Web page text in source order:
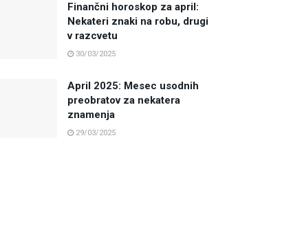
Finančni horoskop za april:
Nekateri znaki na robu, drugi
v razcvetu
30/03/2025
April 2025: Mesec usodnih
preobratov za nekatera
znamenja
29/03/2025